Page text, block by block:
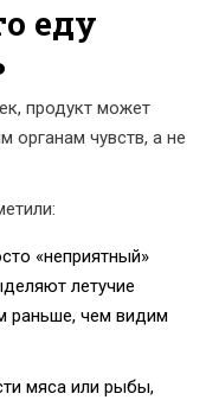
еду
продукт может
органам чувств, а не
«неприятный»
летучие
раньше, чем видим
мяса или рыбы,